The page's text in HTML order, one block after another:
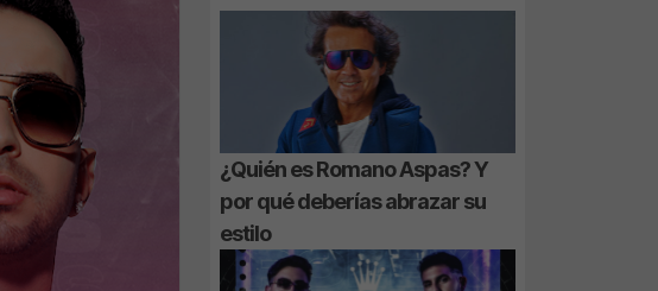
¿Quién es Romano Aspas? Y
por qué deberías abrazar su
estilo